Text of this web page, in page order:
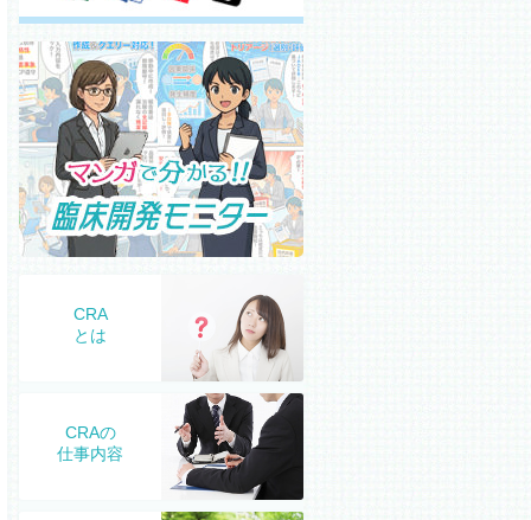
CRA
とは
CRAの
仕事内容